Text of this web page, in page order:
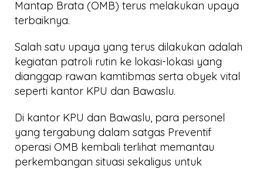
Mantap Brata (OMB) terus melakukan upaya
terbaiknya.
Salah satu upaya yang terus dilakukan adalah
kegiatan patroli rutin ke lokasi-lokasi yang
dianggap rawan kamtibmas serta obyek vital
seperti kantor KPU dan Bawaslu.
Di kantor KPU dan Bawaslu, para personel
yang tergabung dalam satgas Preventif
operasi OMB kembali terlihat memantau
perkembangan situasi sekaligus untuk